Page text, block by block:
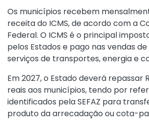
Os municípios recebem
receita do ICMS, de acordo com a
Federal. O ICMS é o principal
pelos Estados e pago nas vendas
serviços de transportes, energia e
Em 2027, o Estado deverá repassar
reais aos municípios, tendo por
identificados pela SEFAZ para
produto da arrecadação ou cota-